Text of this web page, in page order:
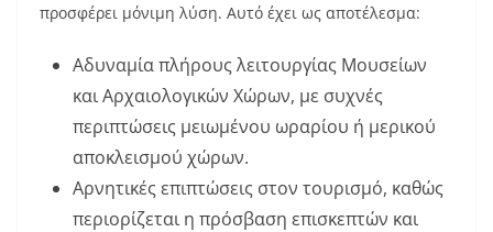
προσφέρει μόνιμη λύση. Αυτό έχει ως αποτέλεσμα:
Αδυναμία πλήρους λειτουργίας Μουσείων
και Αρχαιολογικών Χώρων, με συχνές
περιπτώσεις μειωμένου ωραρίου ή μερικού
αποκλεισμού χώρων.
Αρνητικές επιπτώσεις στον τουρισμό, καθώς
περιορίζεται η πρόσβαση επισκεπτών και